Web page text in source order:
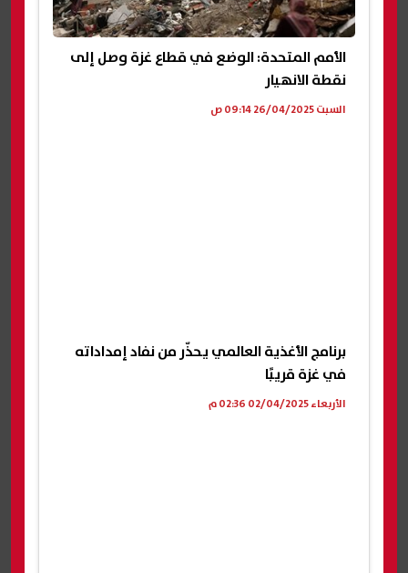
الأمم المتحدة: الوضع في قطاع غزة وصل إلى
نقطة الانهيار
السبت 26/04/2025 09:14 ص
برنامج الأغذية العالمي يحذّر من نفاد إمداداته
في غزة قريبًا
الأربعاء 02/04/2025 02:36 م